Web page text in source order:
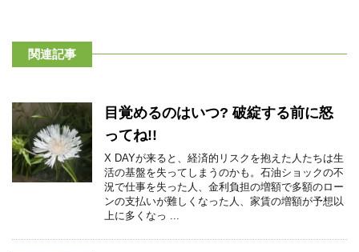
関連記事
目覚めるのはいつ? 破綻する前に怒
ってね!!
X DAYが来ると、経済的リスクを抱えた人たちは生
活の基盤を失ってしまうのかも。石油ショックの不
況で仕事を失った人、金利負担の増額で多額のロー
ンの支払いが難しくなった人、家賃の増額が予想以
上に多くなっ ...